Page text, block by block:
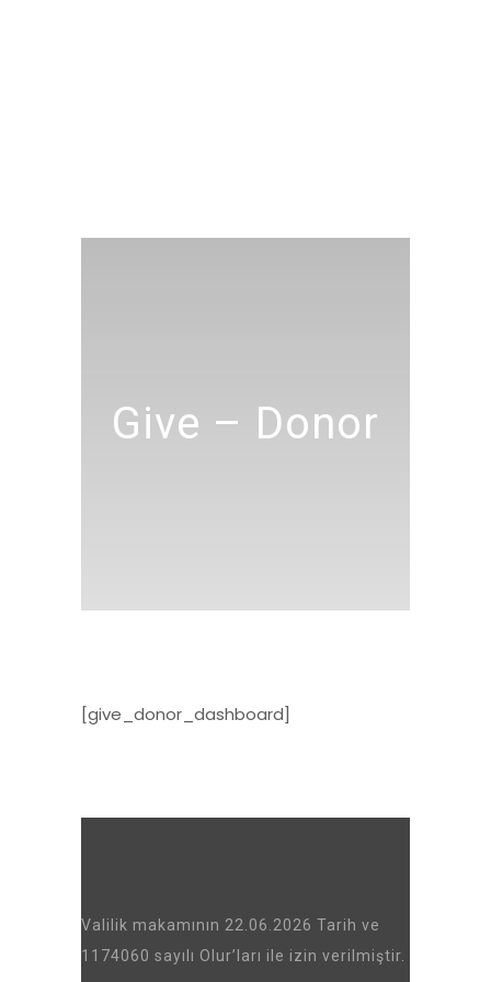
Give – Donor
[give_donor_dashboard]
Valilik makamının 22.06.2026 Tarih ve
1174060 sayılı Olur’ları ile izin verilmiştir.